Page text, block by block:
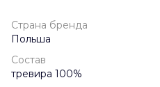
Страна бренда
Польша
Состав
тревира 100%